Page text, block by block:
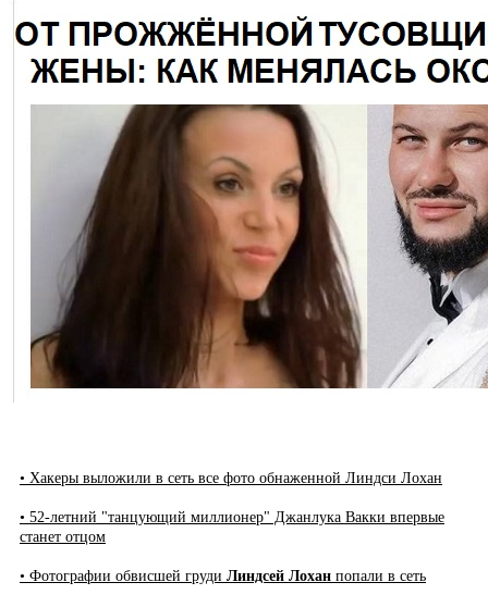
• Хакеры выложили в сеть все фото обнаженной Линдси Лохан
• 52-летний "танцующий миллионер" Джанлука Вакки впервые
станет отцом
• Фотографии обвисшей груди Линдсей Лохан попали в сеть